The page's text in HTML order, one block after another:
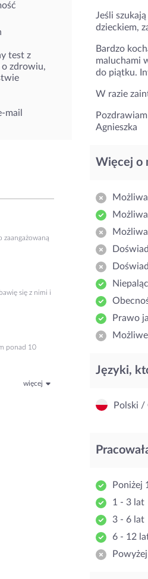
test z
zdrowiu,
mail
zaangażowaną
się z nimi i
ponad 10
więcej
Jeśli
dzieckiem,
Bardzo
maluchami
do piątku.
W razie
Agnieszka
Więcej o
Prawo
Języki,
Polski /
Poniżej
1 - 3 lat
3 - 6 lat
6 - 12